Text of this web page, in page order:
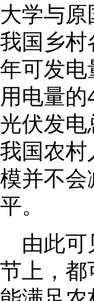
大学与
我国乡村
年可发电
用电量
光伏发
我国农村
模并不会
平。
由此
节上，